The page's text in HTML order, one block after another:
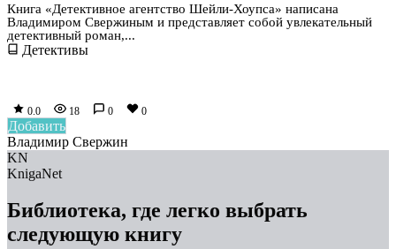
Книга «Детективное агентство Шейли-Хоупса» написана
Владимиром Свержиным и представляет собой увлекательный
детективный роман,...
Детективы
0.0 18 0 0
Добавить
Владимир Свержин
KN
KnigaNet
Библиотека, где легко выбрать
следующую книгу